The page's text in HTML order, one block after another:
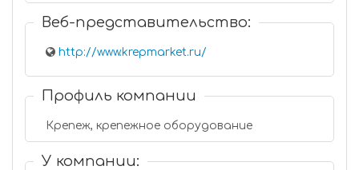
Веб-представительство:
http://www.krepmarket.ru/
Профиль компании
Крепеж, крепежное оборудование
У компании: